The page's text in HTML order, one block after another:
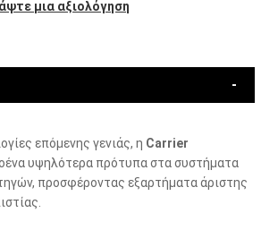
μια αξιολόγηση
επόμενης γενιάς, η Carrier
υψηλότερα πρότυπα στα συστήματα
προσφέροντας εξαρτήματα άριστης